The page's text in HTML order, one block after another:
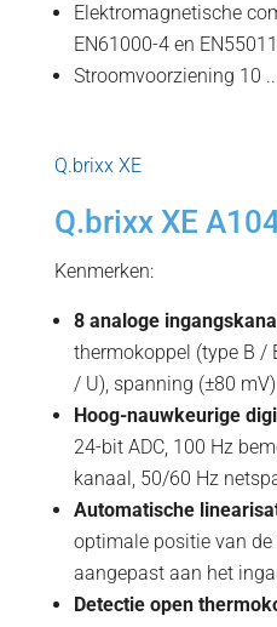
Elektromagnetische
EN61000-4 en EN55011
Stroomvoorziening 10
Q.brixx XE
Q.brixx XE
Kenmerken:
8 analoge
thermokoppel (type B /
/ U), spanning (±80 mV)
Hoog-nauwkeurige
24-bit ADC, 100 Hz
kanaal, 50/60 Hz
Automatische
optimale positie van
aangepast aan het
Detectie open